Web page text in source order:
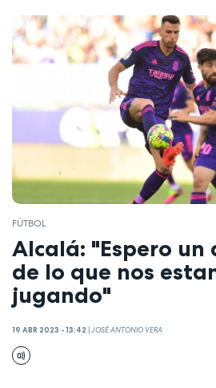
FÚTBOL
Alcalá: "Espero
de lo que nos
jugando"
19 ABR 2023 - 13:42 |JOSÉ ANTONIO VERA